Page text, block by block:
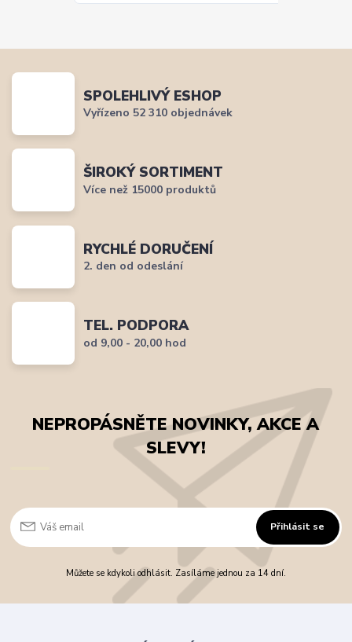
SPOLEHLIVÝ ESHOP
Vyřízeno 52 310 objednávek
ŠIROKÝ SORTIMENT
Více než 15000 produktů
RYCHLÉ DORUČENÍ
2. den od odeslání
TEL. PODPORA
od 9,00 - 20,00 hod
NEPROPÁSNĚTE NOVINKY, AKCE A
SLEVY!
Přihlásit se
Můžete se kdykoli odhlásit. Zasíláme jednou za 14 dní.